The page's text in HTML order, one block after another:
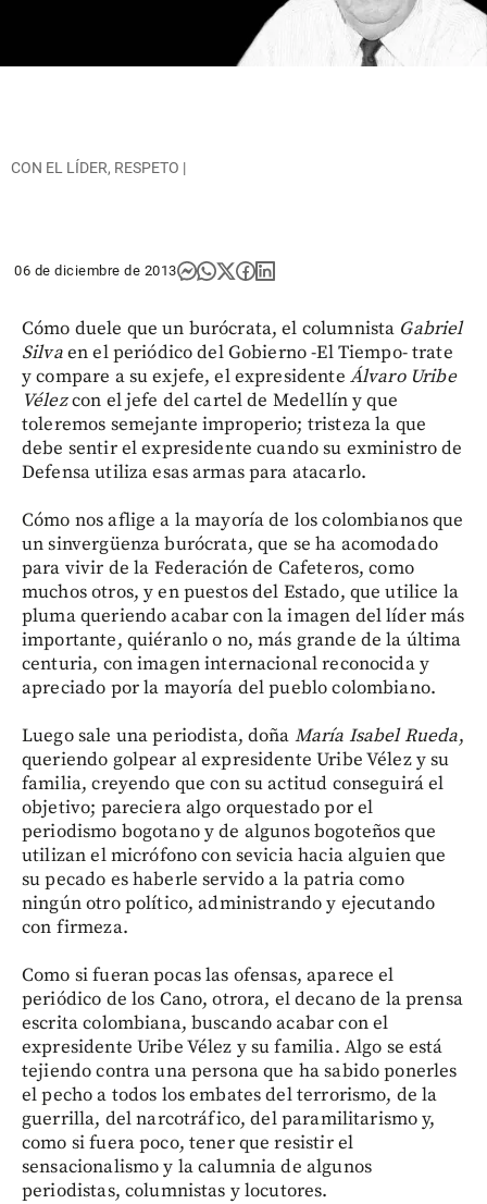
CON EL LÍDER, RESPETO |
06 de diciembre de 2013
Cómo duele que un burócrata, el columnista Gabriel
Silvaen el periódico del Gobierno -El Tiempo- trate
y compare a su exjefe, el expresidente Álvaro Uribe
Vélezcon el jefe del cartel de Medellín y que
toleremos semejante improperio; tristeza la que
debe sentir el expresidente cuando su exministro de
Defensa utiliza esas armas para atacarlo.
Cómo nos aflige a la mayoría de los colombianos que
un sinvergüenza burócrata, que se ha acomodado
para vivir de la Federación de Cafeteros, como
muchos otros, y en puestos del Estado, que utilice la
pluma queriendo acabar con la imagen del líder más
importante, quiéranlo o no, más grande de la última
centuria, con imagen internacional reconocida y
apreciado por la mayoría del pueblo colombiano.
Luego sale una periodista, doña María Isabel Rueda,
queriendo golpear al expresidente Uribe Vélez y su
familia, creyendo que con su actitud conseguirá el
objetivo; pareciera algo orquestado por el
periodismo bogotano y de algunos bogoteños que
utilizan el micrófono con sevicia hacia alguien que
su pecado es haberle servido a la patria como
ningún otro político, administrando y ejecutando
con firmeza.
Como si fueran pocas las ofensas, aparece el
periódico de los Cano, otrora, el decano de la prensa
escrita colombiana, buscando acabar con el
expresidente Uribe Vélez y su familia. Algo se está
tejiendo contra una persona que ha sabido ponerles
el pecho a todos los embates del terrorismo, de la
guerrilla, del narcotráfico, del paramilitarismo y,
como si fuera poco, tener que resistir el
sensacionalismo y la calumnia de algunos
periodistas, columnistas y locutores.